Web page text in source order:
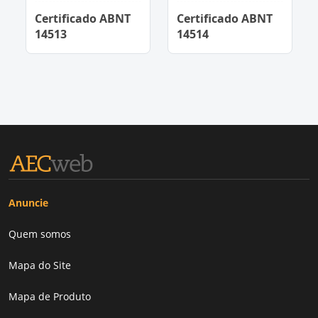
Certificado ABNT
14513
Certificado ABNT
14514
Anuncie
Quem somos
Mapa do Site
Mapa de Produto